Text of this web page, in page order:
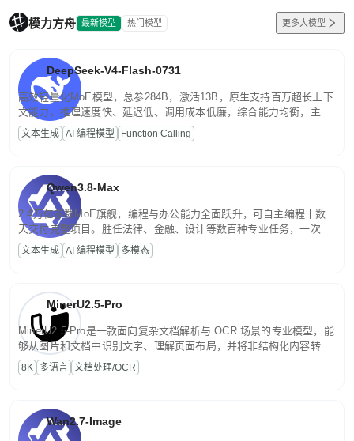
模力方舟 最新模型 热门模型 更多大模型
DeepSeek-V4-Flash-0731
高效轻量化MoE模型，总参284B，激活13B，原生支持百万超长上下
文能力。推理速度快、延迟低、调用成本低廉，综合能力均衡，主打
高并发、轻量化任务，适合日常对话、内容创作、基础 RAG、批量
文案处理等普惠刚需场景。
文本生成 AI 编程模型 Function Calling
Qwen3.8-Max
2.4万亿参数MoE旗舰，编程与办公能力全面跃升，可自主编程十数
天交付完整项目。胜任法律、金融、设计等数百种专业任务，一次对
话端到端交付生产级成果。原生视觉理解贯穿规划、执行与验证全流
程，支持超长文档与长视频的深度语义解析。长程任务中自主规划与
文本生成 AI 编程模型 多模态
MinerU2.5-Pro
MinerU2.5-Pro是一款面向复杂文档解析与 OCR 场景的专业模型，能
够从图片和文档中识别文字、理解页面布局，并将非结构化内容转换
为便于存储、检索和二次处理的结构化结果。
8K 多语言 文档处理/OCR
Wan2.7-Image